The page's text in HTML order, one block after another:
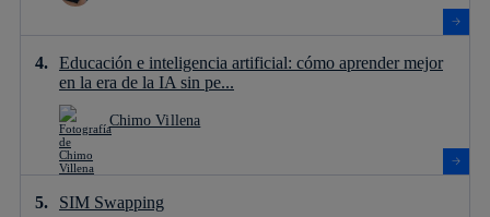
Educación e inteligencia artificial: cómo aprender mejor
en la era de la IA sin pe...
Chimo Villena
SIM Swapping